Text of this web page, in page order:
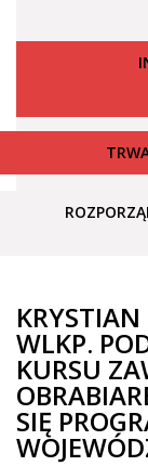
WLKP.
KURSU
SIĘ